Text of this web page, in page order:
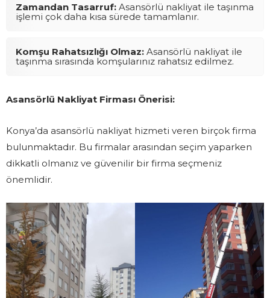
Zamandan Tasarruf: Asansörlü nakliyat ile taşınma
işlemi çok daha kısa sürede tamamlanır.
Komşu Rahatsızlığı Olmaz: Asansörlü nakliyat ile
taşınma sırasında komşularınız rahatsız edilmez.
Asansörlü Nakliyat Firması Önerisi:
Konya’da asansörlü nakliyat hizmeti veren birçok firma
bulunmaktadır. Bu firmalar arasından seçim yaparken
dikkatli olmanız ve güvenilir bir firma seçmeniz
önemlidir.